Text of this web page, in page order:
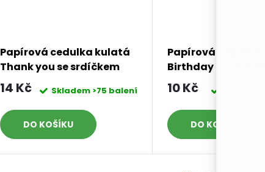
Papírová cedulka kulatá
Thank you se srdíčkem
bílá 35 mm 5 ks
14 Kč Skladem >75 balení
DO KOŠÍKU
Papírová cedulka
Birthday 3x2 cm
10 Kč
DO KOŠÍKU